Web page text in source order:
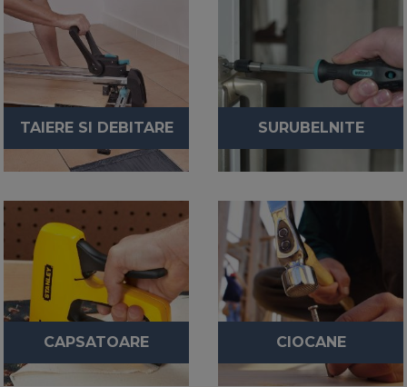
TAIERE SI DEBITARE SURUBELNITE
CAPSATOARE CIOCANE